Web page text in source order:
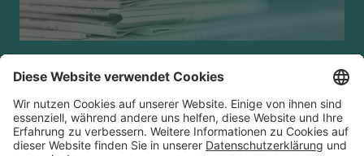
FAQ Kontakt
Cookies Datenschutz